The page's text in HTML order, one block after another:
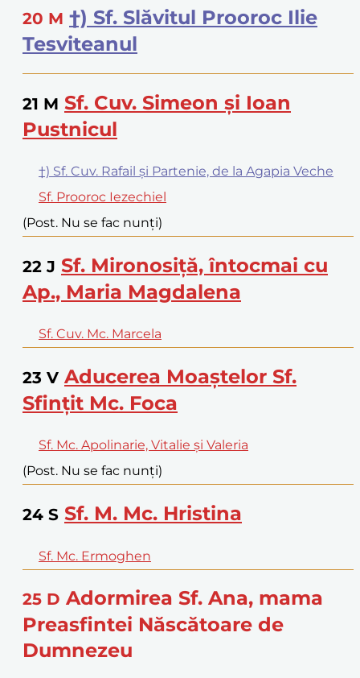
20 M †) Sf. Slăvitul Prooroc Ilie
Tesviteanul
21 M Sf. Cuv. Simeon și Ioan
Pustnicul
†) Sf. Cuv. Rafail și Partenie, de la Agapia Veche
Sf. Prooroc Iezechiel
(Post. Nu se fac nunți)
22 J Sf. Mironosiță, întocmai cu
Ap., Maria Magdalena
Sf. Cuv. Mc. Marcela
23 V Aducerea Moaștelor Sf.
Sfințit Mc. Foca
Sf. Mc. Apolinarie, Vitalie și Valeria
(Post. Nu se fac nunți)
24 S Sf. M. Mc. Hristina
Sf. Mc. Ermoghen
25 D Adormirea Sf. Ana, mama
Preasfintei Născătoare de
Dumnezeu